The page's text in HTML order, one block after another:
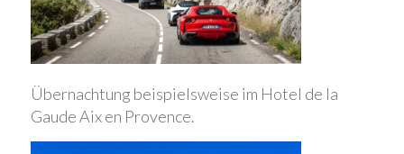
Übernachtung beispielsweise im Hotel de la
Gaude Aix en Provence.